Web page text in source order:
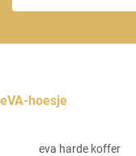
eVA-hoesje
eva harde koffer